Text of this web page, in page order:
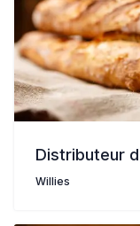
Distributeur
Willies